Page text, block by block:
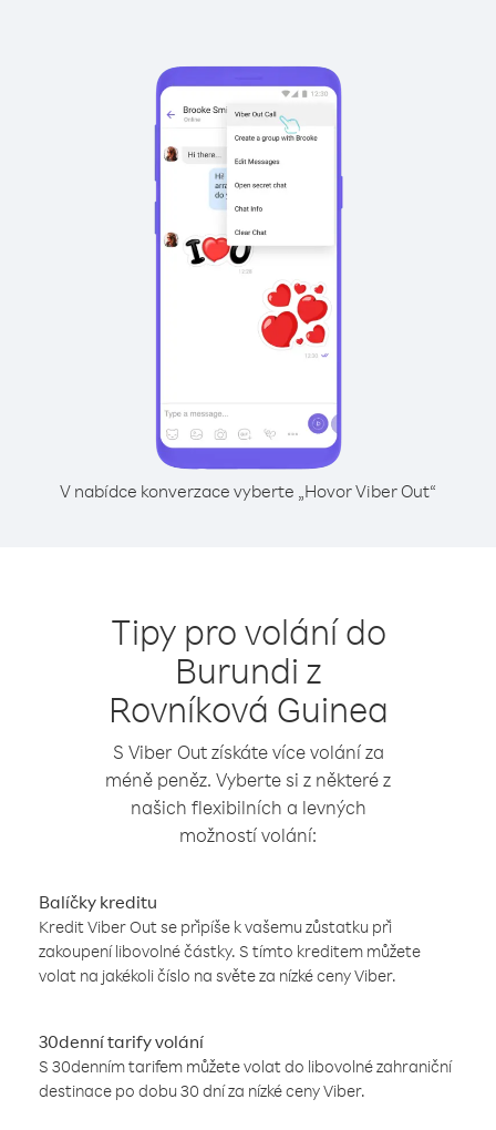
V nabídce konverzace vyberte „Hovor Viber Out“
Tipy pro volání do
Burundi z
Rovníková Guinea
S Viber Out získáte více volání za
méně peněz. Vyberte si z některé z
našich flexibilních a levných
možností volání:
Balíčky kreditu
Kredit Viber Out se připíše k vašemu zůstatku při
zakoupení libovolné částky. S tímto kreditem můžete
volat na jakékoli číslo na světe za nízké ceny Viber.
30denní tarify volání
S 30denním tarifem můžete volat do libovolné zahraniční
destinace po dobu 30 dní za nízké ceny Viber.